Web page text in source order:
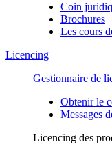
Coin
Brochures
Les cours
Licencing
Gestionnaire de
Obtenir le
Messages
Licencing des